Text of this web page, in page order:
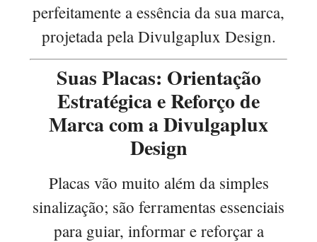
perfeitamente a essência da sua marca,
projetada pela Divulgaplux Design.
Suas Placas: Orientação
Estratégica e Reforço de
Marca com a Divulgaplux
Design
Placas vão muito além da simples
sinalização; são ferramentas essenciais
para guiar, informar e reforçar a